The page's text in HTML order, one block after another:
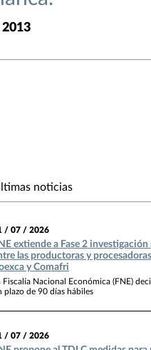
noticias
/ 07 / 2026
extiende a Fase 2
las productoras y
y Comafri
Fiscalía Nacional Económica (FNE)
plazo de 90 días hábiles
/ 07 / 2026